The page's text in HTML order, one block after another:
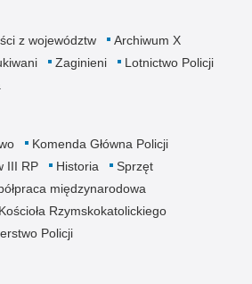
z województw
Archiwum X
Zaginieni
Lotnictwo Policji
Komenda Główna Policji
III RP Historia
Sprzęt
międzynarodowa
Rzymskokatolickiego
Policji